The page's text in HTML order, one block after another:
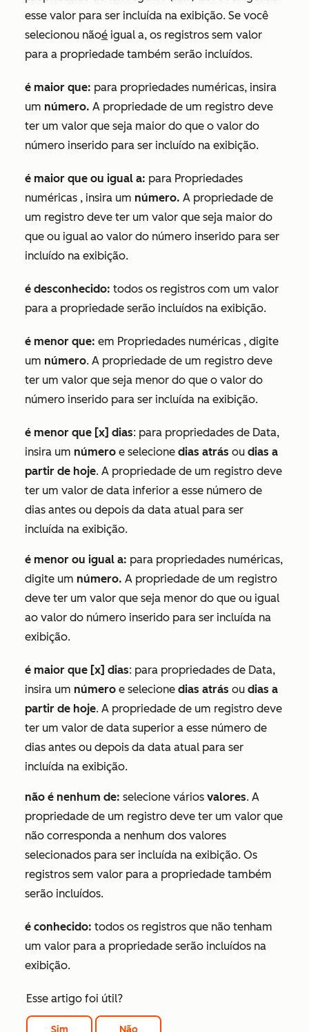
esse valor para ser incluída na exibição. Se você
selecionou nãoé igual a, os registros sem valor
para a propriedade também serão incluídos.
é maior que: para propriedades numéricas, insira
um número. A propriedade de um registro deve
ter um valor que seja maior do que o valor do
número inserido para ser incluído na exibição.
é maior que ou igual a: para Propriedades
numéricas , insira um número. A propriedade de
um registro deve ter um valor que seja maior do
que ou igual ao valor do número inserido para ser
incluído na exibição.
é desconhecido: todos os registros com um valor
para a propriedade serão incluídos na exibição.
é menor que: em Propriedades numéricas , digite
um número. A propriedade de um registro deve
ter um valor que seja menor do que o valor do
número inserido para ser incluída na exibição.
é menor que [x] dias: para propriedades de Data,
insira um número e selecione dias atrás ou dias a
partir de hoje. A propriedade de um registro deve
ter um valor de data inferior a esse número de
dias antes ou depois da data atual para ser
incluída na exibição.
é menor ou igual a: para propriedades numéricas,
digite um número. A propriedade de um registro
deve ter um valor que seja menor do que ou igual
ao valor do número inserido para ser incluída na
exibição.
é maior que [x] dias: para propriedades de Data,
insira um número e selecione dias atrás ou dias a
partir de hoje. A propriedade de um registro deve
ter um valor de data superior a esse número de
dias antes ou depois da data atual para ser
incluída na exibição.
não é nenhum de: selecione vários valores. A
propriedade de um registro deve ter um valor que
não corresponda a nenhum dos valores
selecionados para ser incluída na exibição. Os
registros sem valor para a propriedade também
serão incluídos.
é conhecido: todos os registros que não tenham
um valor para a propriedade serão incluídos na
exibição.
Esse artigo foi útil?
Sim Não